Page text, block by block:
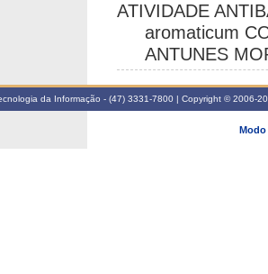
ATIVIDADE
aromaticum
ANTUNES
da Informação - (47) 3331-7800 | Copyright © 2006-
Modo